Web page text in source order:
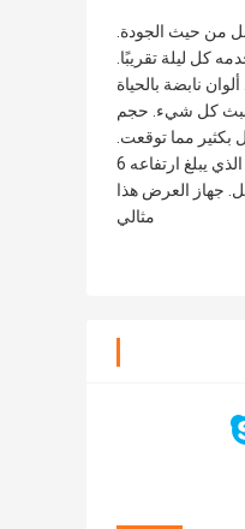
من حيث الجودة.
كل ليلة تقريبًا.
نابضة بالحياة
نبث كل شيء. حجم
مما توقعت.
عرضنا الفيلم على سياجنا الذي يبلغ ارتفاعه 6
الأقل. جهاز العرض هذا
مثالي